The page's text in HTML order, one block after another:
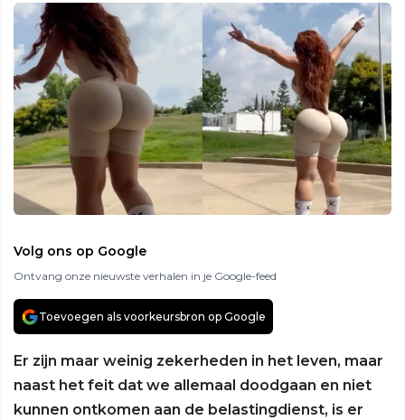
Volg ons op Google
Ontvang onze nieuwste verhalen in je Google-feed
Toevoegen als voorkeursbron op Google
Er zijn maar weinig zekerheden in het leven, maar
naast het feit dat we allemaal doodgaan en niet
kunnen ontkomen aan de belastingdienst, is er